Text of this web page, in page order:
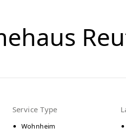
Service Type
Wohnheim